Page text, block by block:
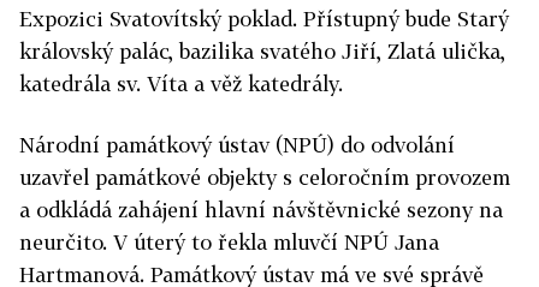
Expozici Svatovítský poklad. Přístupný bude Starý
královský palác, bazilika svatého Jiří, Zlatá ulička,
katedrála sv. Víta a věž katedrály.
Národní památkový ústav (NPÚ) do odvolání
uzavřel památkové objekty s celoročním provozem
a odkládá zahájení hlavní návštěvnické sezony na
neurčito. V úterý to řekla mluvčí NPÚ Jana
Hartmanová. Památkový ústav má ve své správě